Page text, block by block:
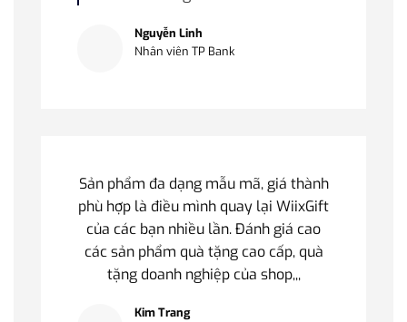
Nguyễn Linh
Nhân viên TP Bank
Sản phẩm đa dạng mẫu mã, giá thành
phù hợp là điều mình quay lại WiixGift
của các bạn nhiều lần. Đánh giá cao
các sản phẩm quà tặng cao cấp, quà
tặng doanh nghiệp của shop,,,
Kim Trang